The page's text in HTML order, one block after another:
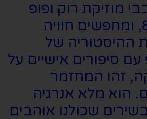
מוזיקת רוק ופופ
משנות ה-80, ומחפשים חוויה
של
סיפורים אישיים על
זהו המחזמר
הוא מלא אנרגיה
שכולנו אוהבים